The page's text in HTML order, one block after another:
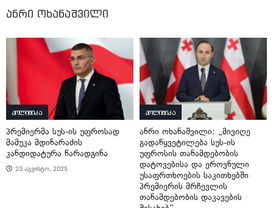
ანრი ოხანაშვილი
პოლიტიკა
პრემიერმა სუს-ის უფროსად
მამუკა მდინარაძის
კანდიდატურა წარადგინა
23 აგვისტო, 2025
პოლიტიკა
ანრი ოხანაშვილი: „მივიღე
გადაწყვეტილება სუს-ის
უფროსის თანამდებობის
დატოვებისა და ეროვნული
უსაფრთხოების საკითხებში
პრემიერის მრჩევლის
თანამდებობის დაკავების